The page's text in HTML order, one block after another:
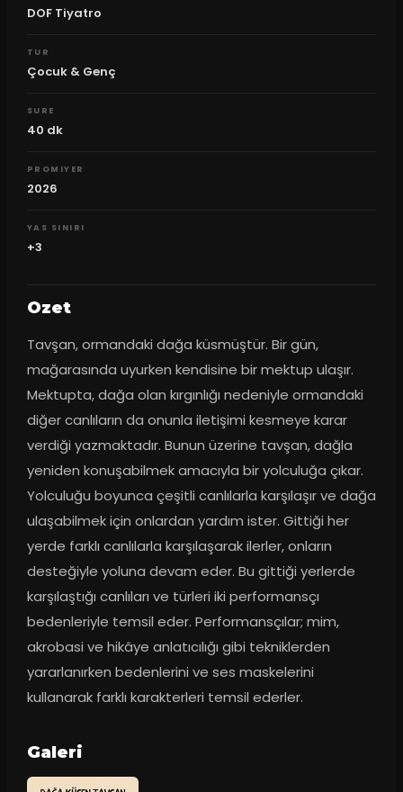
DOF Tiyatro
TUR
Çocuk & Genç
SURE
40 dk
PROMIYER
2026
YAS SINIRI
+3
Ozet
Tavşan, ormandaki dağa küsmüştür. Bir gün,
mağarasında uyurken kendisine bir mektup ulaşır.
Mektupta, dağa olan kırgınlığı nedeniyle ormandaki
diğer canlıların da onunla iletişimi kesmeye karar
verdiği yazmaktadır. Bunun üzerine tavşan, dağla
yeniden konuşabilmek amacıyla bir yolculuğa çıkar.
Yolculuğu boyunca çeşitli canlılarla karşılaşır ve dağa
ulaşabilmek için onlardan yardım ister. Gittiği her
yerde farklı canlılarla karşılaşarak ilerler, onların
desteğiyle yoluna devam eder. Bu gittiği yerlerde
karşılaştığı canlıları ve türleri iki performansçı
bedenleriyle temsil eder. Performansçılar; mim,
akrobasi ve hikâye anlatıcılığı gibi tekniklerden
yararlanırken bedenlerini ve ses maskelerini
kullanarak farklı karakterleri temsil ederler.
Galeri